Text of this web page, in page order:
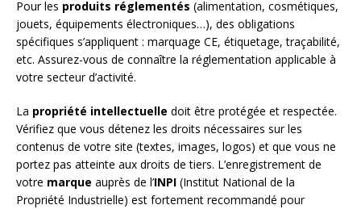
Pour les produits réglementés (alimentation, cosmétiques,
jouets, équipements électroniques…), des obligations
spécifiques s’appliquent : marquage CE, étiquetage, traçabilité,
etc. Assurez-vous de connaître la réglementation applicable à
votre secteur d’activité.
La propriété intellectuelle doit être protégée et respectée.
Vérifiez que vous détenez les droits nécessaires sur les
contenus de votre site (textes, images, logos) et que vous ne
portez pas atteinte aux droits de tiers. L’enregistrement de
votre marque auprès de l’INPI (Institut National de la
Propriété Industrielle) est fortement recommandé pour